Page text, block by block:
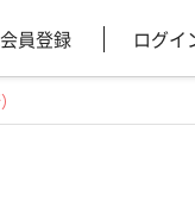
員登録 ログイ